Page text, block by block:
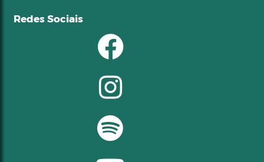
Redes Sociais